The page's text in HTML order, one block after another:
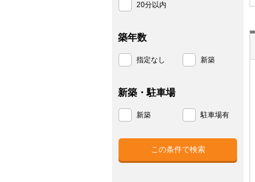
20分以内
築年数
指定なし 新築
新築・駐車場
新築 駐車場有